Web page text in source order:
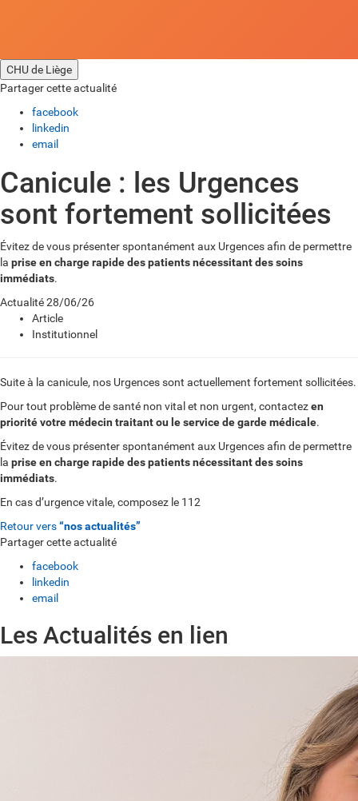
CHU de Liège
Partager cette actualité
facebook
linkedin
email
Canicule : les Urgences
sont fortement sollicitées
Évitez de vous présenter spontanément aux Urgences afin de permettre
la prise en charge rapide des patients nécessitant des soins
immédiats.
Actualité28/06/26
Article
Institutionnel
Suite à la canicule, nos Urgences sont actuellement fortement sollicitées.
Pour tout problème de santé non vital et non urgent, contactezen
priorité votre médecin traitant ou le service de garde médicale.
Évitez de vous présenter spontanément aux Urgences afin de permettre
la prise en charge rapide des patients nécessitant des soins
immédiats.
En cas d’urgence vitale, composez le 112
Retour vers“nos actualités”
Partager cette actualité
facebook
linkedin
email
Les Actualités en lien